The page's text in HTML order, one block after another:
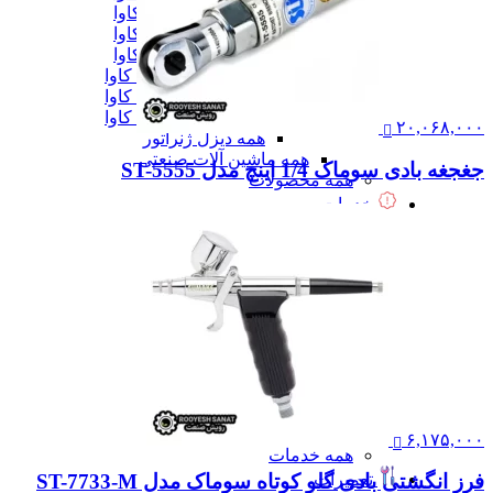
دیزل ژنزاتور 300 کاوا
دیزل ژنزاتور 400 کاوا
دیزل ژنزاتور 550 کاوا
دیزل ژنزاتور 1000 کاوا
دیزل ژنزاتور 1100 کاوا
دیزل ژنزاتور 1400 کاوا
همه دیزل ژنراتور
همه ماشین آلات صنعتی
همه محصولات
خدمات
خدمات پرینت سه بعدی
خدمات برش لیزر
خدمات تراشکاری
خدمات طراحی قالب
خدمات اسکن 3 بعدی
خدمات تزریق پلاستیک
خدمات فرزکاری
خدمات واترجت
همه خدمات
تعمیرات
۲۰,۰۶۸,۰۰۰
جغجغه بادی سوماک 1/4 اینچ مدل ST-5555
۶,۱۷۵,۰۰۰
فرز انگشتی بادی گلو کوتاه سوماک مدل ST-7733-M